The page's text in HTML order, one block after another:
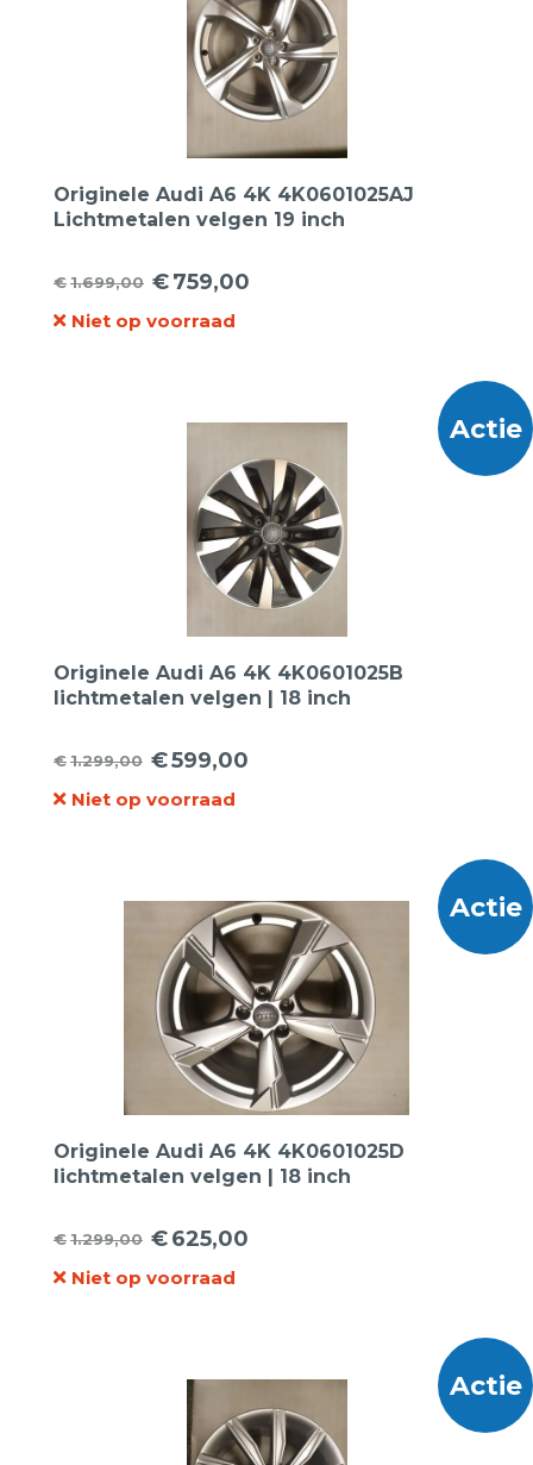
Originele Audi A6 4K 4K0601025AJ
Lichtmetalen velgen 19 inch
€1.699,00
Oorspronkelijke
prijs
€759,00
Huidige
prijs
Niet op voorraad
Actie
Originele Audi A6 4K 4K0601025B
lichtmetalen velgen | 18 inch
€1.299,00
Oorspronkelijke
prijs
€599,00
Huidige
prijs
Niet op voorraad
Actie
Originele Audi A6 4K 4K0601025D
lichtmetalen velgen | 18 inch
€1.299,00
Oorspronkelijke
prijs
€625,00
Huidige
prijs
Niet op voorraad
Actie